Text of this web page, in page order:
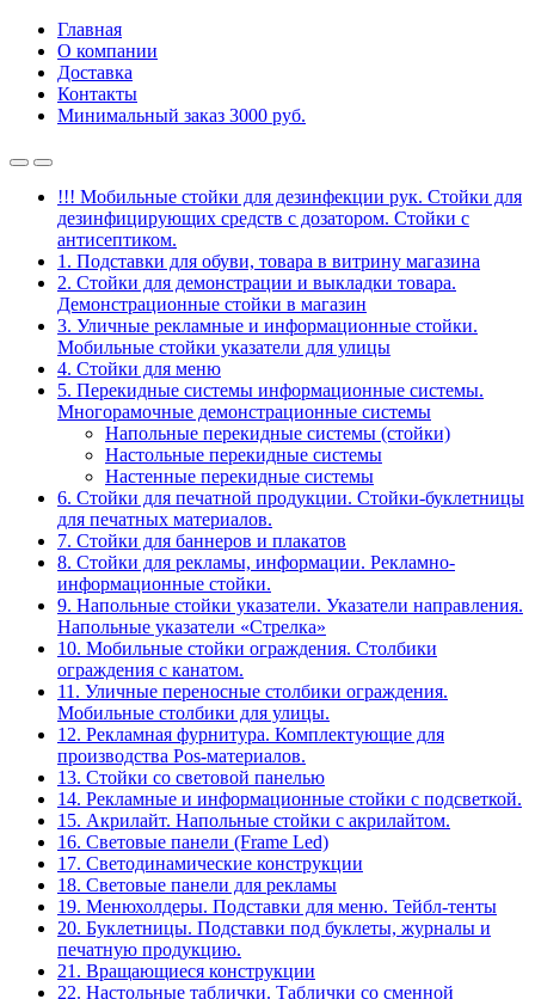
Главная
О компании
Доставка
Контакты
Минимальный заказ 3000 руб.
!!! Мобильные стойки для дезинфекции рук. Стойки для
дезинфицирующих средств с дозатором. Стойки с
антисептиком.
1. Подставки для обуви, товара в витрину магазина
2. Стойки для демонстрации и выкладки товара.
Демонстрационные стойки в магазин
3. Уличные рекламные и информационные стойки.
Мобильные стойки указатели для улицы
4. Стойки для меню
5. Перекидные системы информационные системы.
Многорамочные демонстрационные системы
Напольные перекидные системы (стойки)
Настольные перекидные системы
Настенные перекидные системы
6. Стойки для печатной продукции. Стойки-буклетницы
для печатных материалов.
7. Стойки для баннеров и плакатов
8. Стойки для рекламы, информации. Рекламно-
информационные стойки.
9. Напольные стойки указатели. Указатели направления.
Напольные указатели «Стрелка»
10. Мобильные стойки ограждения. Столбики
ограждения с канатом.
11. Уличные переносные столбики ограждения.
Мобильные столбики для улицы.
12. Рекламная фурнитура. Комплектующие для
производства Pos-материалов.
13. Стойки со световой панелью
14. Рекламные и информационные стойки с подсветкой.
15. Акрилайт. Напольные стойки с акрилайтом.
16. Световые панели (Frame Led)
17. Светодинамические конструкции
18. Световые панели для рекламы
19. Менюхолдеры. Подставки для меню. Тейбл-тенты
20. Буклетницы. Подставки под буклеты, журналы и
печатную продукцию.
21. Вращающиеся конструкции
22. Настольные таблички. Таблички со сменной